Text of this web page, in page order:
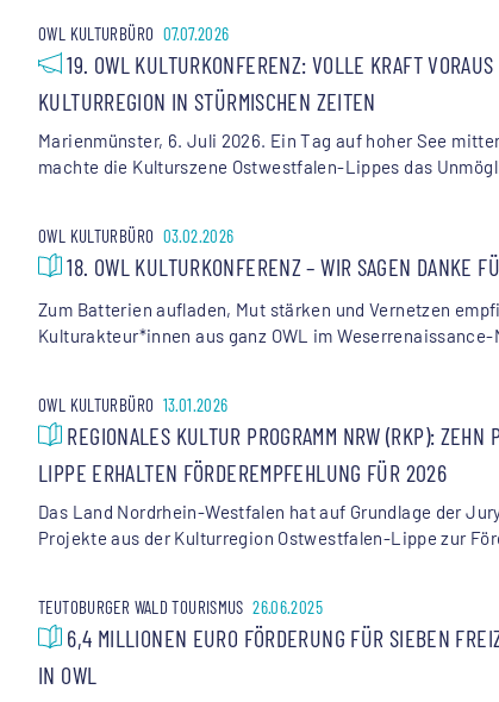
OWL KULTURBÜRO 07.07.2026
19. OWL KULTURKONFERENZ: VOLLE KRAFT
KULTURREGION IN STÜRMISCHEN ZEITEN
Marienmünster, 6. Juli 2026. Ein Tag auf hoher See
machte die Kulturszene Ostwestfalen-Lippes das
OWL KULTURBÜRO 03.02.2026
18. OWL KULTURKONFERENZ – WIR SAGEN DANKE
Zum Batterien aufladen, Mut stärken und Vernetzen
Kulturakteur*innen aus ganz OWL im
OWL KULTURBÜRO 13.01.2026
REGIONALES KULTUR PROGRAMM NRW (RKP):
LIPPE ERHALTEN FÖRDEREMPFEHLUNG FÜR 2026
Das Land Nordrhein-Westfalen hat auf Grundlage der
Projekte aus der Kulturregion Ostwestfalen-Lippe zur
TEUTOBURGER WALD TOURISMUS 26.06.2025
6,4 MILLIONEN EURO FÖRDERUNG FÜR SIEBEN
IN OWL